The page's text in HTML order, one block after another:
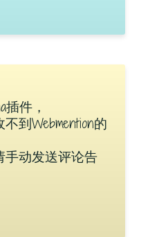
插件，
到Webmention的
手动发送评论告